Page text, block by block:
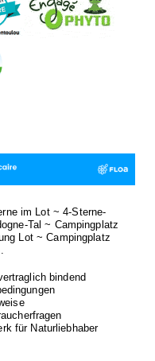
im Lot ~ 4-Sterne-
Tal ~ Campingplatz
Lot ~ Campingplatz
bindend
für Naturliebhaber